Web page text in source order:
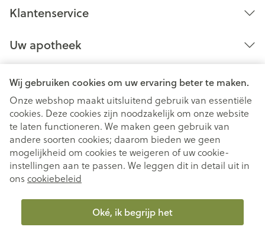
Wij gebruiken cookies om uw ervaring beter te maken.
Onze webshop maakt uitsluitend gebruik van essentiële
cookies. Deze cookies zijn noodzakelijk om onze website
te laten functioneren. We maken geen gebruik van
andere soorten cookies; daarom bieden we geen
mogelijkheid om cookies te weigeren of uw cookie-
instellingen aan te passen. We leggen dit in detail uit in
ons cookiebeleid
Oké, ik begrijp het
Klantenservice
Uw apotheek
Juridische links